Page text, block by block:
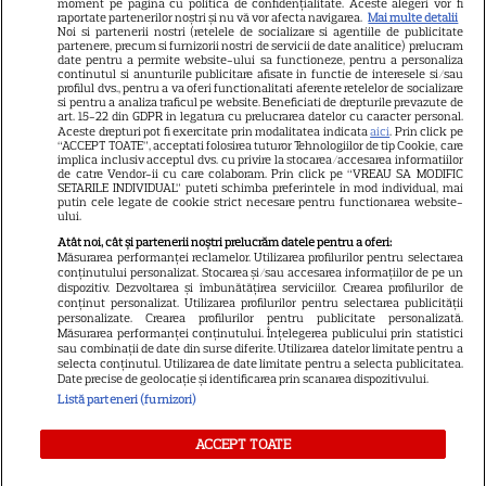
Avantaje
Elle
Unica
Retete practice
URMĂREȘTE-NE PE
Copyright2026 Ringier Romania – Toate Drepturile rezervate
Jocurile de noroc sunt interzise minorilor.
raportate partenerilor noștri și nu vă vor afecta navigarea. Mai multe detalii
Noi si partenerii nostri (retelele de socializare si agentiile de publicitate
partenere, precum si furnizorii nostri de servicii de date analitice) prelucram
date pentru a permite website-ului sa functioneze, pentru a personaliza
continutul si anunturile publicitare afisate in functie de interesele si/sau
profilul dvs., pentru a va oferi functionalitati aferente retelelor de socializare
si pentru a analiza traficul pe website. Beneficiati de drepturile prevazute de
art. 15-22 din GDPR in legatura cu prelucrarea datelor cu caracter personal.
Aceste drepturi pot fi exercitate prin modalitatea indicataaici. Prin click pe
“ACCEPT TOATE”, acceptati folosirea tuturor Tehnologiilor de tip Cookie, care
implica inclusiv acceptul dvs. cu privire la stocarea/accesarea informatiilor
de catre Vendor-ii cu care colaboram. Prin click pe “VREAU SA MODIFIC
SETARILE INDIVIDUAL” puteti schimba preferintele in mod individual, mai
putin cele legate de cookie strict necesare pentru functionarea website-
ului.
Atât noi, cât și partenerii noștri prelucrăm datele pentru a oferi:
Măsurarea performanței reclamelor. Utilizarea profilurilor pentru selectarea
conținutului personalizat. Stocarea și/sau accesarea informațiilor de pe un
dispozitiv. Dezvoltarea și îmbunătățirea serviciilor. Crearea profilurilor de
conținut personalizat. Utilizarea profilurilor pentru selectarea publicității
personalizate. Crearea profilurilor pentru publicitate personalizată.
Măsurarea performanței conținutului. Înțelegerea publicului prin statistici
sau combinații de date din surse diferite. Utilizarea datelor limitate pentru a
selecta conținutul. Utilizarea de date limitate pentru a selecta publicitatea.
Date precise de geolocație și identificarea prin scanarea dispozitivului.
Listă parteneri (furnizori)
ACCEPT TOATE